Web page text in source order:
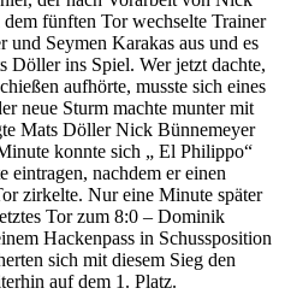
fünften Tor wechselte Trainer
Seymen Karakas aus und es
ins Spiel. Wer jetzt dachte,
aufhörte, musste sich eines
neue Sturm machte munter mit
Mats Döller Nick Bünnemeyer
konnte sich „ El Philippo“
eintragen, nachdem er einen
zirkelte. Nur eine Minute später
Tor zum 8:0 – Dominik
Hackenpass in Schussposition
sich mit diesem Sieg den
auf dem 1. Platz.